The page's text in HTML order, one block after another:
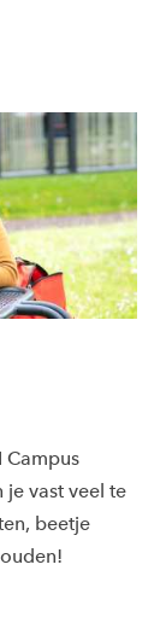
Campus
je vast veel te
beetje